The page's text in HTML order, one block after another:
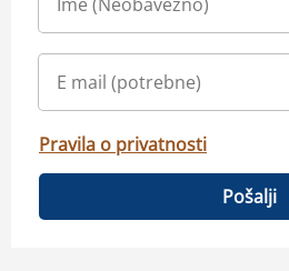
Pravila o privatnosti
Pošalji